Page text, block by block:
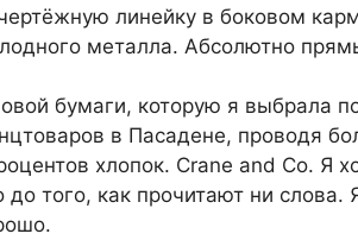
линейку в боковом
металла. Абсолютно
бумаги, которую я выбрала
в Пасадене, проводя
хлопок. Crane and Co. Я
до того, как прочитают ни слова.